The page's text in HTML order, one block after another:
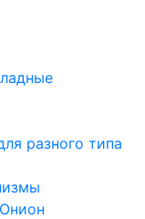
разного типа